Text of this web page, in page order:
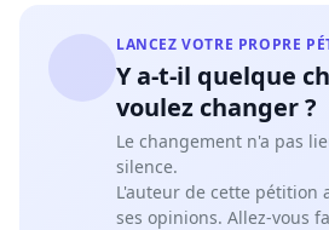
LANCEZ VOTRE PROPRE
Y a-t-il quelque
voulez changer ?
Le changement n'a pas
silence.
L'auteur de cette pétition
ses opinions. Allez-vous